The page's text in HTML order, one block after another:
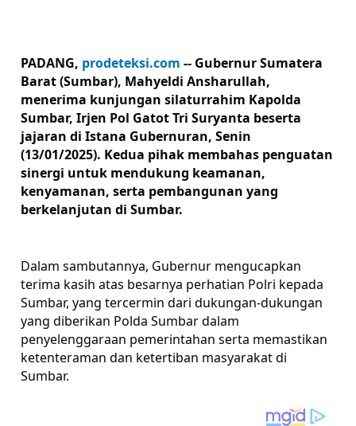
PADANG, prodeteksi.com -- Gubernur Sumatera
Barat (Sumbar), Mahyeldi Ansharullah,
menerima kunjungan silaturrahim Kapolda
Sumbar, Irjen Pol Gatot Tri Suryanta beserta
jajaran di Istana Gubernuran, Senin
(13/01/2025). Kedua pihak membahas penguatan
sinergi untuk mendukung keamanan,
kenyamanan, serta pembangunan yang
berkelanjutan di Sumbar.
Dalam sambutannya, Gubernur mengucapkan
terima kasih atas besarnya perhatian Polri kepada
Sumbar, yang tercermin dari dukungan-dukungan
yang diberikan Polda Sumbar dalam
penyelenggaraan pemerintahan serta memastikan
ketenteraman dan ketertiban masyarakat di
Sumbar.